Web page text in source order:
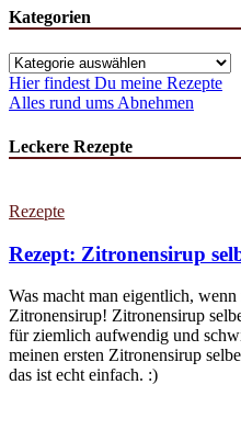
Kategorien
Kategorien
Hier findest Du meine Rezepte
Alles rund ums Abnehmen
Leckere Rezepte
Rezepte
Rezept: Zitronensirup
Was macht man eigentlich,
Zitronensirup! Zitronensirup
für ziemlich aufwendig und
meinen ersten Zitronensirup
das ist echt einfach. :)